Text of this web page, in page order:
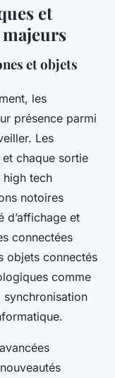
et
et objets
les
présence parmi
Les
chaque sortie
high tech
notoires
d’affichage et
connectées
objets connectés
comme
synchronisation